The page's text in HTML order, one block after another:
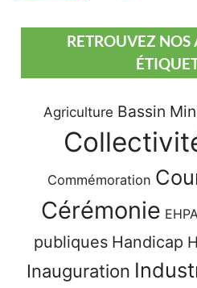
RETROUVEZ NOS
Agriculture Bassin
Commémoration
Cérémonie
publiques Handicap
Inauguration